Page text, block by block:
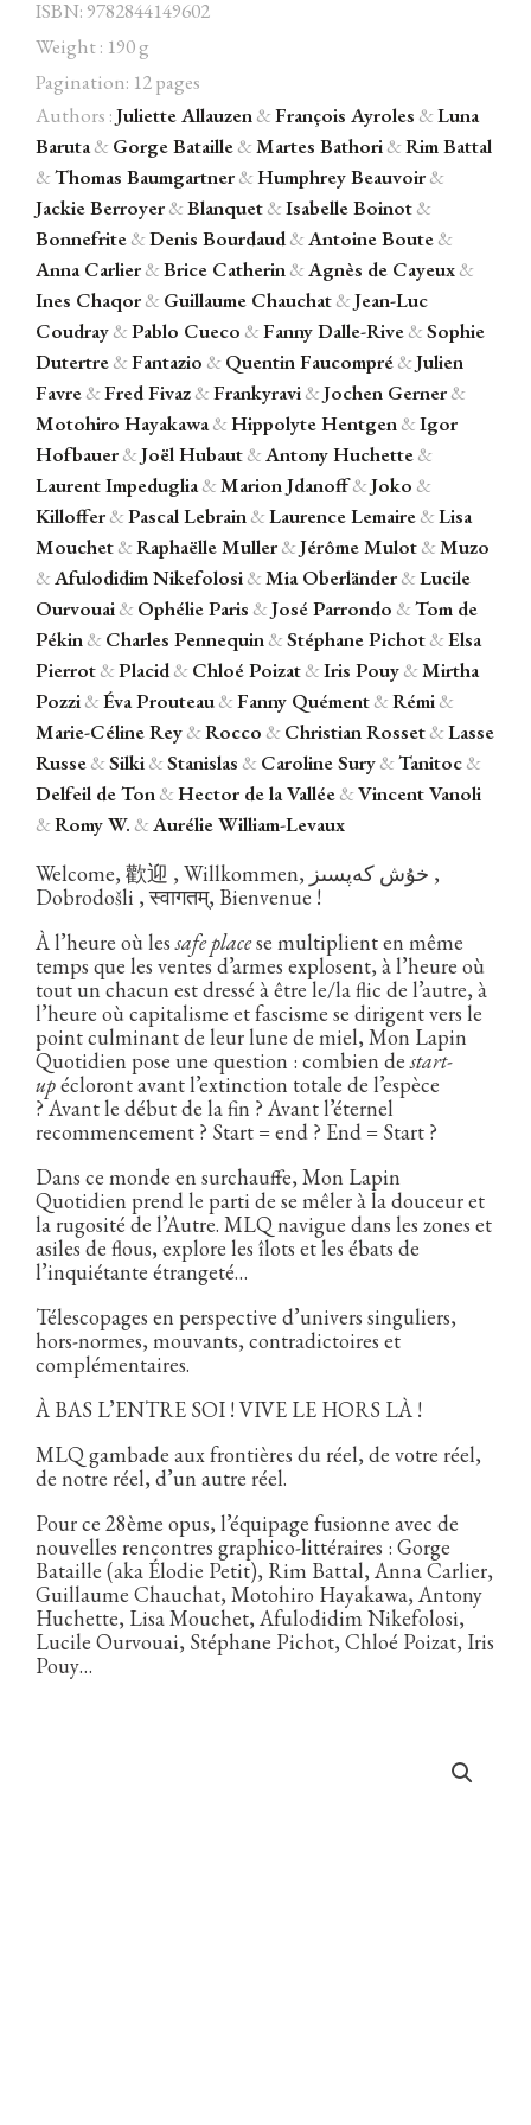
Facebook Instagram Twitter
Hébergé par Vixns
incandescence
Version 2.3.3
ISBN: 9782844149602
Weight : 190 g
Pagination: 12 pages
Authors :Juliette Allauzen&François Ayroles &Luna
Baruta& Gorge Bataille&Martes Bathori&Rim Battal
&Thomas Baumgartner&Humphrey Beauvoir&
Jackie Berroyer&Blanquet&Isabelle Boinot&
Bonnefrite&Denis Bourdaud&Antoine Boute&
Anna Carlier&Brice Catherin&Agnès de Cayeux&
Ines Chaqor& Guillaume Chauchat&Jean-Luc
Coudray&Pablo Cueco &Fanny Dalle-Rive&Sophie
Dutertre&Fantazio & Quentin Faucompré&Julien
Favre&Fred Fivaz&Frankyravi&Jochen Gerner&
Motohiro Hayakawa&Hippolyte Hentgen&Igor
Hofbauer&Joël Hubaut&Antony Huchette&
Laurent Impeduglia&Marion Jdanoff&Joko &
Killoffer&Pascal Lebrain&Laurence Lemaire&Lisa
Mouchet&Raphaëlle Muller&Jérôme Mulot&Muzo
&Afulodidim Nikefolosi&Mia Oberländer&Lucile
Ourvouai& Ophélie Paris &José Parrondo &Tom de
Pékin& Charles Pennequin&Stéphane Pichot&Elsa
Pierrot&Placid& Chloé Poizat&Iris Pouy&Mirtha
Pozzi&Éva Prouteau&Fanny Quément&Rémi&
Marie-Céline Rey&Rocco & Christian Rosset&Lasse
Russe&Silki&Stanislas & Caroline Sury&Tanitoc&
Delfeil de Ton&Hector de la Vallée&Vincent Vanoli
&Romy W. &Aurélie William-Levaux
Welcome, 歡迎 , Willkommen, خۇش كەپسىز ,
Dobrodošli , स्वागतम्‌, Bienvenue !
À l’heure où lessafe placese multiplient en même
temps que les ventes d’armes explosent, à l’heure où
tout un chacun est dressé à être le/la flic de l’autre, à
l’heure où capitalisme et fascisme se dirigent vers le
point culminant de leur lune de miel, Mon Lapin
Quotidien pose une question : combien destart-
upécloront avant l’extinction totale de l’espèce
? Avant le début de la fin ? Avant l’éternel
recommencement ? Start = end ? End = Start ?
Dans ce monde en surchauffe, Mon Lapin
Quotidien prend le parti de se mêler à la douceur et
la rugosité de l’Autre. MLQ navigue dans les zones et
asiles de flous, explore les îlots et les ébats de
l’inquiétante étrangeté…
Télescopages en perspective d’univers singuliers,
hors-normes, mouvants, contradictoires et
complémentaires.
À BAS L’ENTRE SOI ! VIVE LE HORS LÀ !
MLQ gambade aux frontières du réel, de votre réel,
de notre réel, d’un autre réel.
Pour ce 28ème opus, l’équipage fusionne avec de
nouvelles rencontres graphico-littéraires : Gorge
Bataille (aka Élodie Petit), Rim Battal, Anna Carlier,
Guillaume Chauchat, Motohiro Hayakawa, Antony
Huchette, Lisa Mouchet, Afulodidim Nikefolosi,
Lucile Ourvouai, Stéphane Pichot, Chloé Poizat, Iris
Pouy…